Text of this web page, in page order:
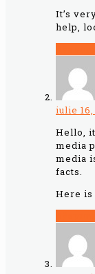
It’s
help,
iulie 16,
Hello,
media
media
facts.
Here is